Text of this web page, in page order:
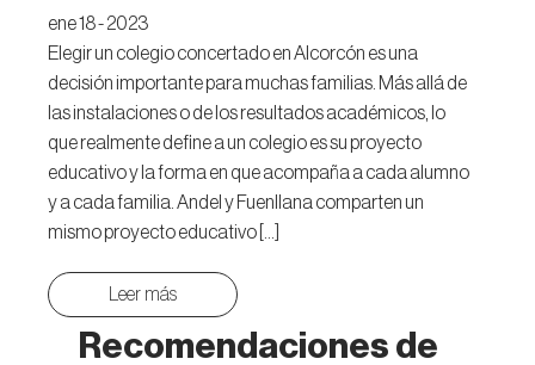
ene 18 - 2023
Elegir un colegio concertado en Alcorcón es una
decisión importante para muchas familias. Más allá de
las instalaciones o de los resultados académicos, lo
que realmente define a un colegio es su proyecto
educativo y la forma en que acompaña a cada alumno
y a cada familia. Andel y Fuenllana comparten un
mismo proyecto educativo […]
Leer más
Recomendaciones de